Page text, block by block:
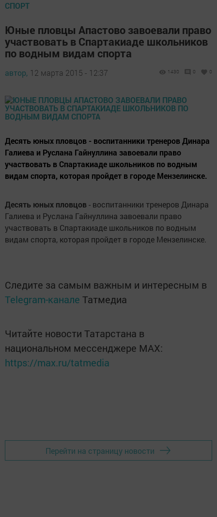
СПОРТ
Юные пловцы Апастово завоевали право
участвовать в Спартакиаде школьников
по водным видам спорта
автор, 12 марта 2015 - 12:37 1430 0 0
Десять юных пловцов - воспитанники тренеров Динара
Галиева и Руслана Гайнуллина завоевали право
участвовать в Спартакиаде школьников по водным
видам спорта, которая пройдет в городе Мензелинске.
Десять юных пловцов- воспитанники тренеров Динара
Галиева и Руслана Гайнуллина завоевали право
участвовать в Спартакиаде школьников по водным
видам спорта, которая пройдет в городе Мензелинске.
Следите за самым важным и интересным в
Telegram-канале Татмедиа
Читайте новости Татарстана в
национальном мессенджере MАХ:
https://max.ru/tatmedia
Перейти на страницу новости